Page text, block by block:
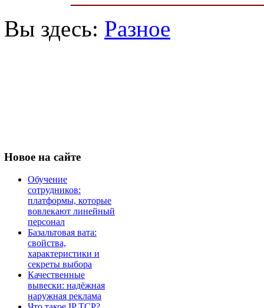
Вы здесь: Разное
Новое на сайте
Обучение
сотрудников:
платформы, которые
вовлекают линейный
персонал
Базальтовая вата:
свойства,
характеристики и
секреты выбора
Качественные
вывески: надёжная
наружная реклама